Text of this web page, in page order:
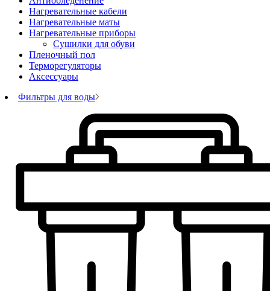
Нагревательные кабели
Нагревательные маты
Нагревательные приборы
Сушилки для обуви
Пленочный пол
Терморегуляторы
Аксессуары
Фильтры для воды